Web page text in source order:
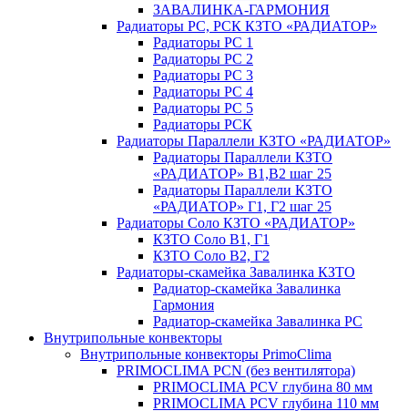
ЗАВАЛИНКА-ГАРМОНИЯ
Радиаторы РС, РСК КЗТО «РАДИАТОР»
Радиаторы РС 1
Радиаторы РС 2
Радиаторы РС 3
Радиаторы РС 4
Радиаторы РС 5
Радиаторы РСК
Радиаторы Параллели КЗТО «РАДИАТОР»
Радиаторы Параллели КЗТО
«РАДИАТОР» В1,В2 шаг 25
Радиаторы Параллели КЗТО
«РАДИАТОР» Г1, Г2 шаг 25
Радиаторы Соло КЗТО «РАДИАТОР»
КЗТО Соло В1, Г1
КЗТО Соло В2, Г2
Радиаторы-скамейка Завалинка КЗТО
Радиатор-скамейка Завалинка
Гармония
Радиатор-скамейка Завалинка РС
Внутрипольные конвекторы
Внутрипольные конвекторы PrimoClima
PRIMOCLIMA PCN (без вентилятора)
PRIMOCLIMA PCV глубина 80 мм
PRIMOCLIMA PCV глубина 110 мм